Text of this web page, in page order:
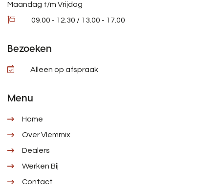
Maandag t/m Vrijdag
09.00 - 12.30 / 13.00 - 17.00
Bezoeken
Alleen op afspraak
Menu
Home
Over Vlemmix
Dealers
Werken Bij
Contact